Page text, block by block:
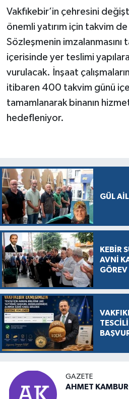
Vakfıkebir’in çehresini
önemli yatırım için takvim
Sözleşmenin imzalanmasını
içerisinde yer teslimi
vurulacak. İnşaat
itibaren 400 takvim günü
tamamlanarak binanın
hedefleniyor.
GÜL
KEBİR
AVNİ
GÖREV
GAZETE
AHMET